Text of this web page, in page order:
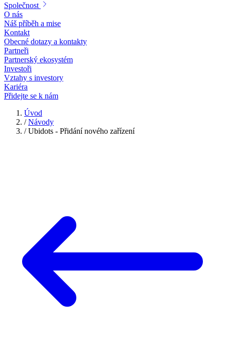
Společnost
O nás
Náš příběh a mise
Kontakt
Obecné dotazy a kontakty
Partneři
Partnerský ekosystém
Investoři
Vztahy s investory
Kariéra
Přidejte se k nám
Úvod
/ Návody
/ Ubidots - Přidání nového zařízení